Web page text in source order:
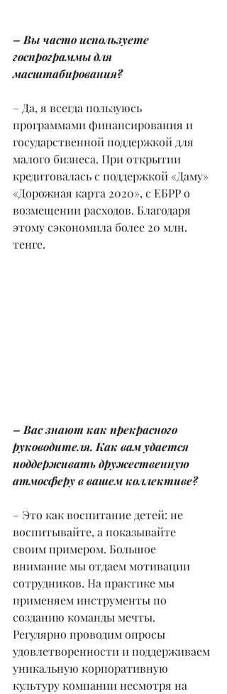
– Вы часто используете
госпрограммы для
масштабирования?
– Да, я всегда пользуюсь
программами финансирования и
государственной поддержкой для
малого бизнеса. При открытии
кредитовалась с поддержкой «Даму»
«Дорожная карта 2020», с ЕБРР о
возмещении расходов. Благодаря
этому сэкономила более 20 млн.
тенге.
– Вас знают как прекрасного
руководителя. Как вам удается
поддерживать дружественную
атмосферу в вашем коллективе?
– Это как воспитание детей: не
воспитывайте, а показывайте
своим примером. Большое
внимание мы отдаем мотивации
сотрудников. На практике мы
применяем инструменты по
созданию команды мечты.
Регулярно проводим опросы
удовлетворенности и поддерживаем
уникальную корпоративную
культуру компании несмотря на